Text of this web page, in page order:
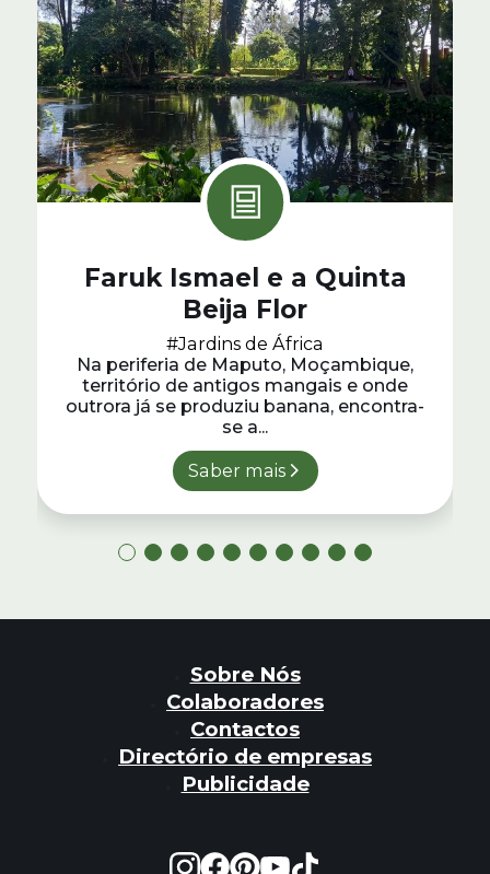
Faruk Ismael e a Quinta
Beija Flor
#Jardins de África
Na periferia de Maputo, Moçambique,
território de antigos mangais e onde
outrora já se produziu banana, encontra-
se a...
Saber mais
Sobre Nós
Colaboradores
Contactos
Directório de empresas
Publicidade